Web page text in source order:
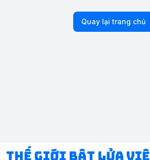
Quay lại trang chủ
Thế Giới Bật Lửa